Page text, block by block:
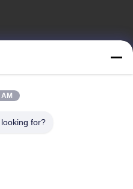
κωμόπολη του Δαλιού,
for?